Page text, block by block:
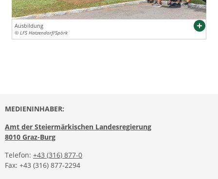
Ausbildung
© LFS Hatzendorf/Spörk
MEDIENINHABER:
Amt der Steiermärkischen Landesregierung
8010 Graz-Burg
Telefon: +43 (316) 877-0
Fax: +43 (316) 877-2294